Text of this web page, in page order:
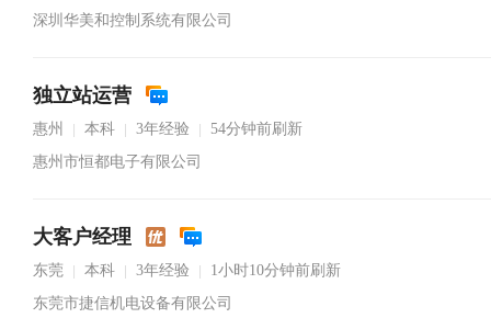
深圳华美和控制系统有限公司
独立站运营
惠州 本科 3年经验
54分钟前刷新
惠州市恒都电子有限公司
大客户经理
东莞 本科 3年经验
1小时10分钟前刷新
东莞市捷信机电设备有限公司